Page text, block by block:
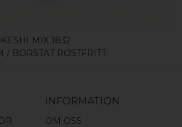
MIX 1832
/ BORSTAT ROSTFRITT
INFORMATION
OM OSS